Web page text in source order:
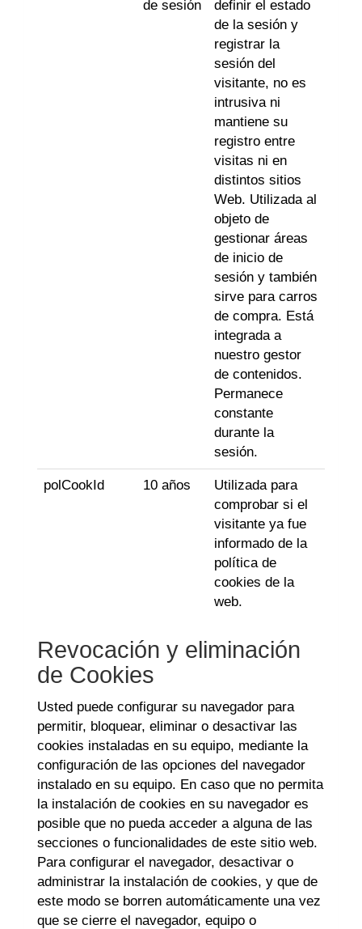
de sesión
definir el estado
de la sesión y
registrar la
sesión del
visitante, no es
intrusiva ni
mantiene su
registro entre
visitas ni en
distintos sitios
Web. Utilizada al
objeto de
gestionar áreas
de inicio de
sesión y también
sirve para carros
de compra. Está
integrada a
nuestro gestor
de contenidos.
Permanece
constante
durante la
sesión.
polCookId 10 años
Utilizada para
comprobar si el
visitante ya fue
informado de la
política de
cookies de la
web.
Revocación y eliminación
de Cookies
Usted puede configurar su navegador para
permitir, bloquear, eliminar o desactivar las
cookies instaladas en su equipo, mediante la
configuración de las opciones del navegador
instalado en su equipo. En caso que no permita
la instalación de cookies en su navegador es
posible que no pueda acceder a alguna de las
secciones o funcionalidades de este sitio web.
Para configurar el navegador, desactivar o
administrar la instalación de cookies, y que de
este modo se borren automáticamente una vez
que se cierre el navegador, equipo o